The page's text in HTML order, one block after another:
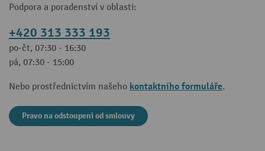
Podpora a poradenství v oblasti:
+420 313 333 193
po-čt, 07:30 - 16:30
pá, 07:30 - 15:00
Nebo prostřednictvím našeho kontaktního formuláře.
Pravo na odstoupeni od smlouvy